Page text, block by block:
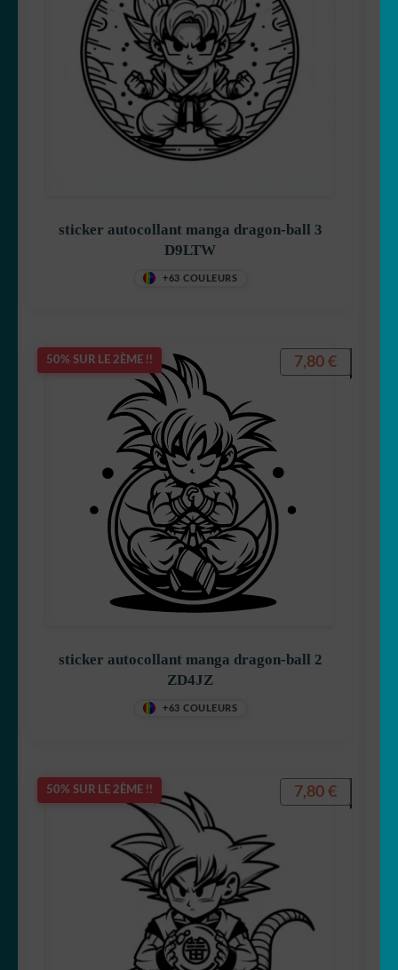
reine des neiges
Shezow
Votre espace
OUVRIR
LE
sticker autocollant manga dragon-ball 3
D9LTW
+63 COULEURS
50% SUR LE 2ÈME !!
sticker autocollant manga dragon-ball 2
ZD4JZ
+63 COULEURS
7,80 €
50% SUR LE 2ÈME !! 7,80 €